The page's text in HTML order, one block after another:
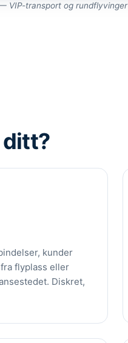
VIP-transport og rundflyvinger
ditt?
kunder
flyplass eller
Diskret,